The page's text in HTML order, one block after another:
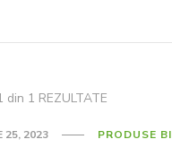
din 1 REZULTATE
25, 2023 PRODUSE